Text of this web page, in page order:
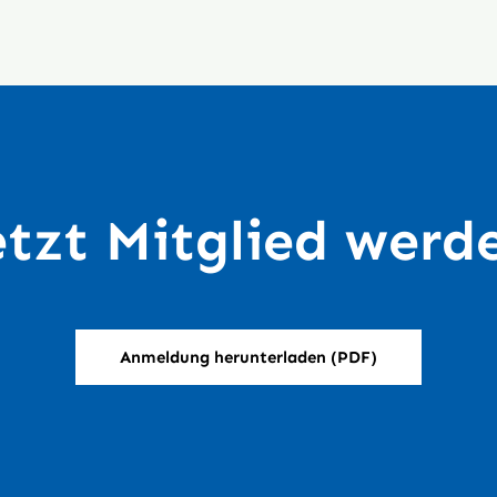
Mitglied
Anmeldung herunterladen (PDF)